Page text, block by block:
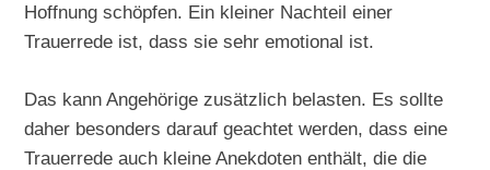
Hoffnung schöpfen. Ein kleiner Nachteil einer
Trauerrede ist, dass sie sehr emotional ist.
Das kann Angehörige zusätzlich belasten. Es sollte
daher besonders darauf geachtet werden, dass eine
Trauerrede auch kleine Anekdoten enthält, die die